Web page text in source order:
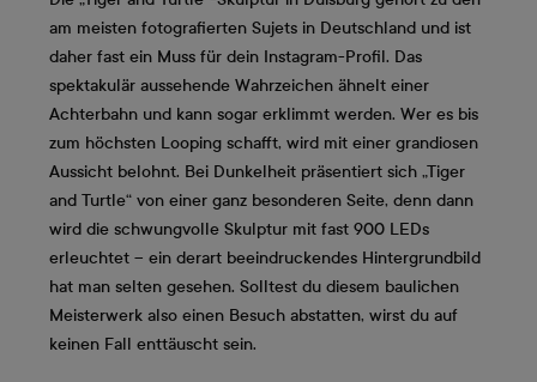
am meisten fotografierten Sujets in Deutschland und ist
daher fast ein Muss für dein Instagram-Profil. Das
spektakulär aussehende Wahrzeichen ähnelt einer
Achterbahn und kann sogar erklimmt werden. Wer es bis
zum höchsten Looping schafft, wird mit einer grandiosen
Aussicht belohnt. Bei Dunkelheit präsentiert sich „Tiger
and Turtle“ von einer ganz besonderen Seite, denn dann
wird die schwungvolle Skulptur mit fast 900 LEDs
erleuchtet – ein derart beeindruckendes Hintergrundbild
hat man selten gesehen. Solltest du diesem baulichen
Meisterwerk also einen Besuch abstatten, wirst du auf
keinen Fall enttäuscht sein.